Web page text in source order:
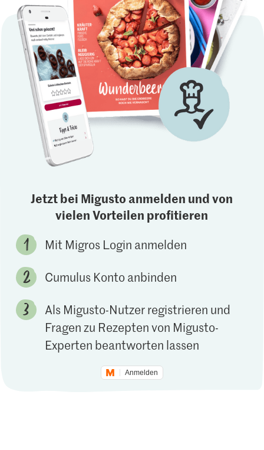
Jetzt bei Migusto anmelden und von
vielen Vorteilen profitieren
Mit Migros Login anmelden
Cumulus Konto anbinden
Als Migusto-Nutzer registrieren und
Fragen zu Rezepten von Migusto-
Experten beantworten lassen
Anmelden